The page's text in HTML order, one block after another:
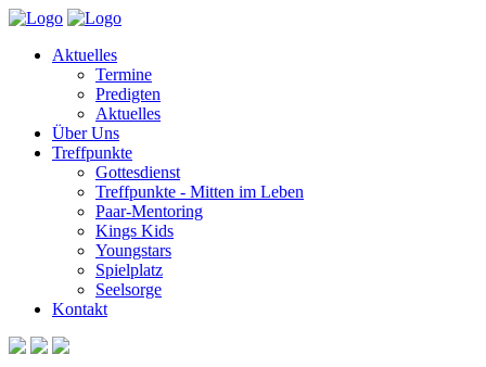
Aktuelles
Termine
Predigten
Aktuelles
Über Uns
Treffpunkte
Gottesdienst
Treffpunkte - Mitten im Leben
Paar-Mentoring
Kings Kids
Youngstars
Spielplatz
Seelsorge
Kontakt